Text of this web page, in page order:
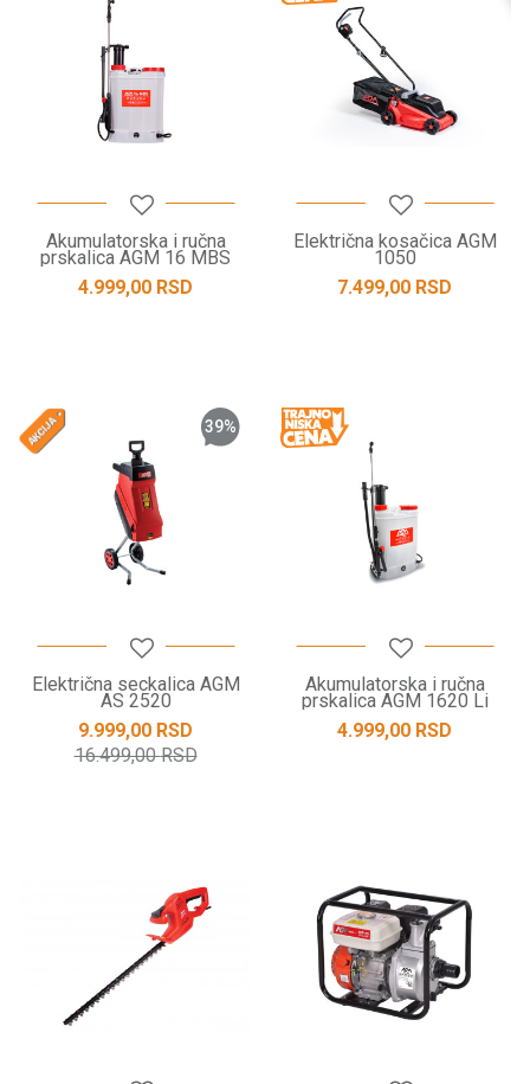
Akumulatorska i ručna
prskalica AGM 16 MBS
4.999,00 RSD
Električna kosačica AGM
1050
7.499,00 RSD
39%
Električna seckalica AGM
AS 2520
9.999,00 RSD
16.499,00RSD
Akumulatorska i ručna
prskalica AGM 1620 Li
4.999,00 RSD